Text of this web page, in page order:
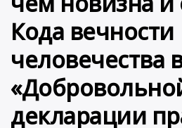
Кода вечности
человечества
декларации